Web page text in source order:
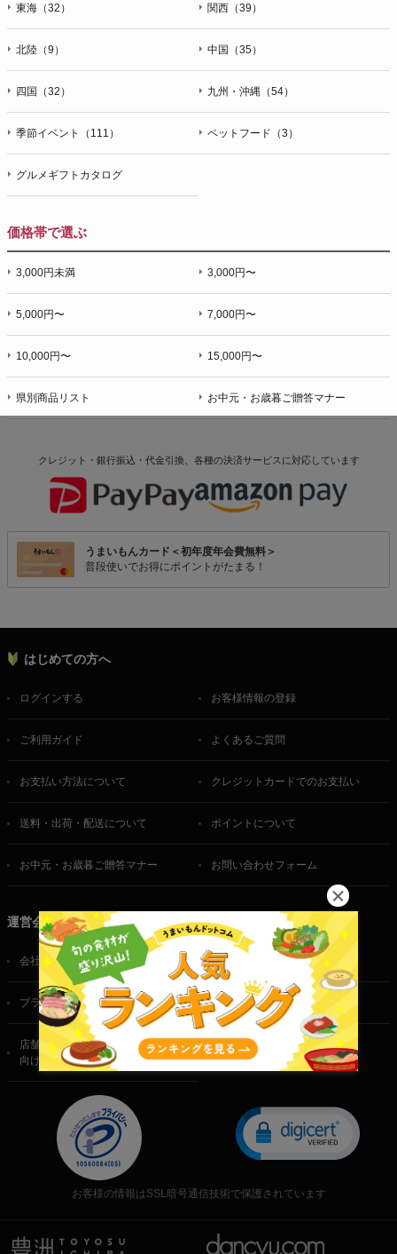
東海（32） 関西（39）
北陸（9） 中国（35）
四国（32） 九州・沖縄（54）
季節イベント（111） ペットフード（3）
グルメギフトカタログ
価格帯で選ぶ
3,000円未満 3,000円〜
5,000円〜 7,000円〜
10,000円〜 15,000円〜
県別商品リスト お中元・お歳暮ご贈答マナー
クレジット・銀行振込・代金引換、各種の決済サービスに対応しています
うまいもんカード＜初年度年会費無料＞
普段使いでお得にポイントがたまる！
はじめての方へ
ログインする お客様情報の登録
ご利用ガイド よくあるご質問
お支払い方法について クレジットカードでのお支払い
送料・出荷・配送について ポイントについて
お中元・お歳暮ご贈答マナー お問い合わせフォーム
運営会社
会社概要 ご利用規約
プライバシーポリシー 特定商取引法に基づく表記
店舗・法人・生産者様
向けのお問い合わせ
お客様の情報はSSL暗号通信技術で保護されています